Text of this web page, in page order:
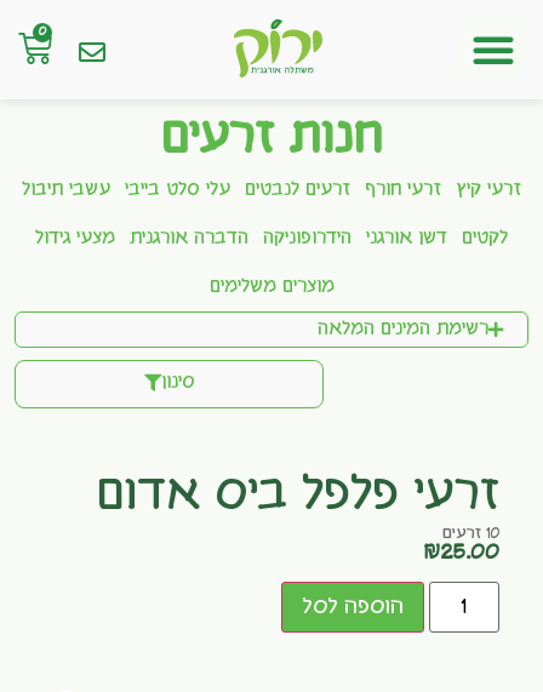
0
חנות זרעים
זרעי קיץ זרעי חורף זרעים לנבטים עלי סלט בייבי עשבי תיבול
לקטים דשן אורגני הידרופוניקה הדברה אורגנית מצעי גידול
מוצרים משלימים
רשימת המינים המלאה
סינון
זרעי פלפל ביס אדום
10 זרעים
₪25.00
הוספה לסל